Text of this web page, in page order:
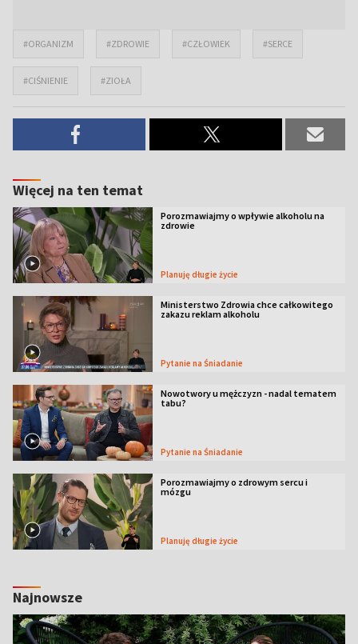
#ORGANIZM #ZDROWIE #CZŁOWIEK #SERCE
#CIŚNIENIE #ZIOŁA
Więcej na ten temat
Porozmawiajmy o wpływie alkoholu na
zdrowie
Planuję długie życie
Ministerstwo Zdrowia chce całkowitego
zakazu reklam alkoholu
Pytanie na Śniadanie
Nowotwory u mężczyzn - nadal tematem
tabu?
Pytanie na Śniadanie
Porozmawiajmy o zdrowym sercu i
mózgu
Planuję długie życie
Najnowsze